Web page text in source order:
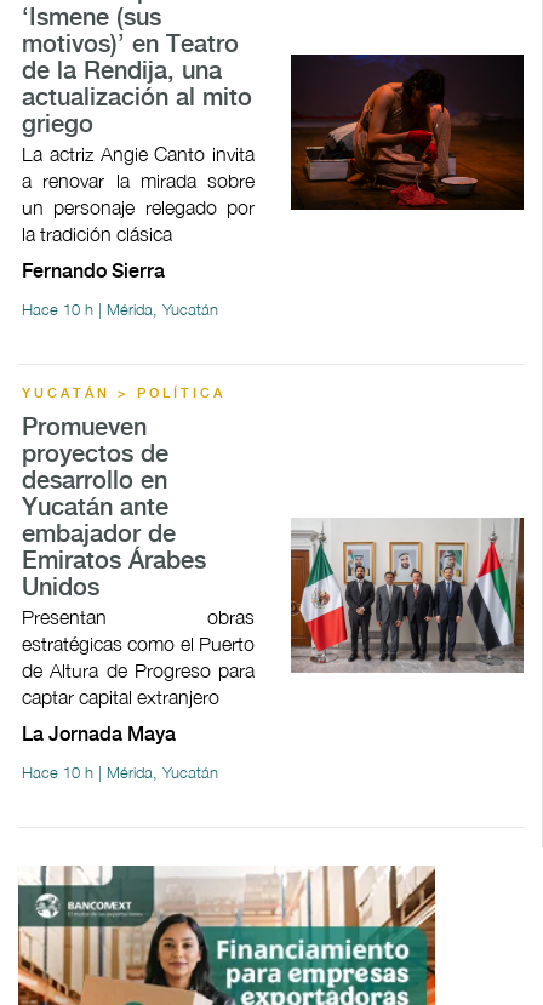
‘Ismene (sus
motivos)’ en Teatro
de la Rendija, una
actualización al mito
griego
La actriz Angie Canto invita
a renovar la mirada sobre
un personaje relegado por
la tradición clásica
Fernando Sierra
Hace 10 h | Mérida, Yucatán
YUCATÁN > POLÍTICA
Promueven
proyectos de
desarrollo en
Yucatán ante
embajador de
Emiratos Árabes
Unidos
Presentan obras
estratégicas como el Puerto
de Altura de Progreso para
captar capital extranjero
La Jornada Maya
Hace 10 h | Mérida, Yucatán